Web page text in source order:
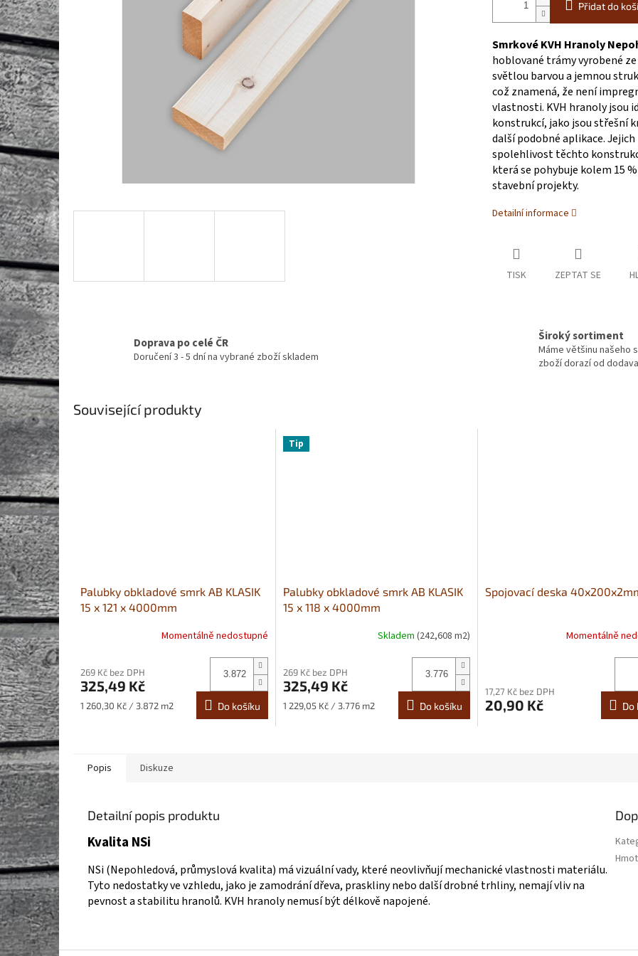
Přidat do
Smrkové KVH Hranoly
hoblované trámy vyrobené
světlou barvou a jemnou
což znamená, že není
vlastnosti. KVH hranoly jsou
konstrukcí, jako jsou střešní
další podobné aplikace.
spolehlivost těchto
která se pohybuje kolem 15
stavební projekty.
Detailní informace
TISK ZEPTAT SE
Doprava po celé ČR
Doručení 3 - 5 dní na vybrané zboží skladem
Široký sortiment
Máme většinu našeho
zboží dorazí od
Související produkty
Palubky obkladové smrk AB KLASIK
15 x 121 x 4000mm
Momentálně nedostupné
269 Kč bez DPH
325,49 Kč
Měrná
1 260,30 Kč / 3.872 m2 Do košíku
Tip
Palubky obkladové smrk AB KLASIK
15 x 118 x 4000mm
Skladem (242,608 m2)
269 Kč bez DPH
325,49 Kč
Měrná
1 229,05 Kč / 3.776 m2 Do košíku
Spojovací deska
Momentálně
17,27 Kč bez DPH
20,90 Kč Do
Popis Diskuze
Detailní popis produktu
Kvalita NSi
NSi (Nepohledová, průmyslová kvalita) má vizuální vady, které neovlivňují mechanické vlastnosti materiálu.
Tyto nedostatky ve vzhledu, jako je zamodrání dřeva, praskliny nebo další drobné trhliny, nemají vliv na
pevnost a stabilitu hranolů. KVH hranoly nemusí být délkově napojené.